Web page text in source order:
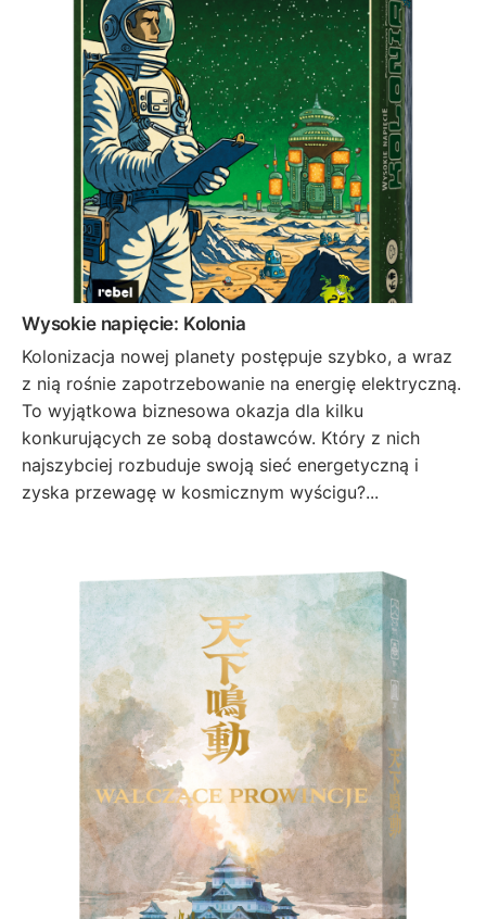
Wysokie napięcie: Kolonia
Kolonizacja nowej planety postępuje szybko, a wraz
z nią rośnie zapotrzebowanie na energię elektryczną.
To wyjątkowa biznesowa okazja dla kilku
konkurujących ze sobą dostawców. Który z nich
najszybciej rozbuduje swoją sieć energetyczną i
zyska przewagę w kosmicznym wyścigu?...